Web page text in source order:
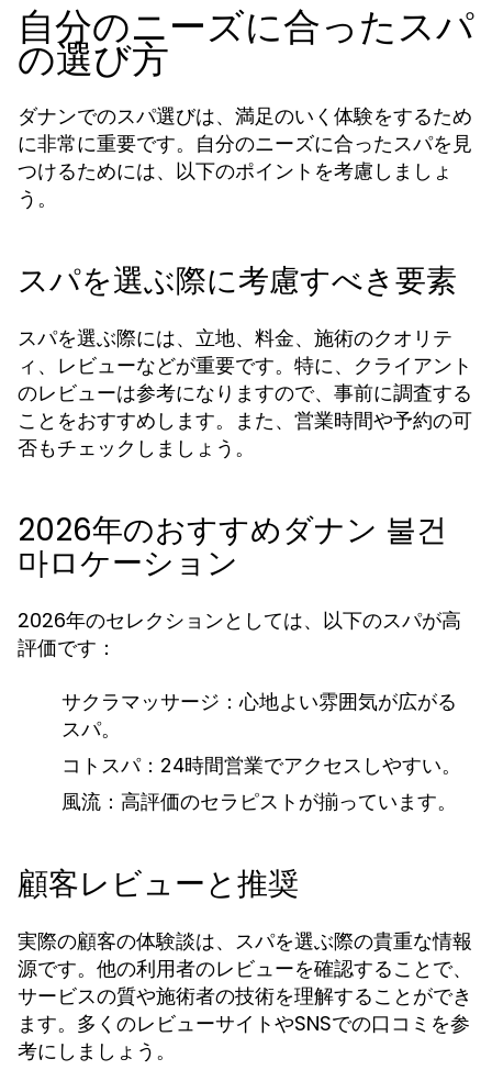
自分のニーズに合ったスパ
の選び方
ダナンでのスパ選びは、満足のいく体験をするため
に非常に重要です。自分のニーズに合ったスパを見
つけるためには、以下のポイントを考慮しましょ
う。
スパを選ぶ際に考慮すべき要素
スパを選ぶ際には、立地、料金、施術のクオリテ
ィ、レビューなどが重要です。特に、クライアント
のレビューは参考になりますので、事前に調査する
ことをおすすめします。また、営業時間や予約の可
否もチェックしましょう。
2026年のおすすめダナン 불건
마ロケーション
2026年のセレクションとしては、以下のスパが高
評価です：
サクラマッサージ：心地よい雰囲気が広がる
スパ。
コトスパ：24時間営業でアクセスしやすい。
風流：高評価のセラピストが揃っています。
顧客レビューと推奨
実際の顧客の体験談は、スパを選ぶ際の貴重な情報
源です。他の利用者のレビューを確認することで、
サービスの質や施術者の技術を理解することができ
ます。多くのレビューサイトやSNSでの口コミを参
考にしましょう。